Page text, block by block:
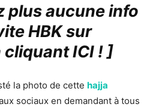
plus aucune info
HBK sur
ICI !]
la photo de cette hajja
sociaux en demandant à tous